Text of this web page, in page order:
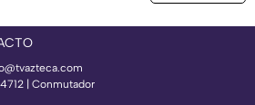
| Conmutador